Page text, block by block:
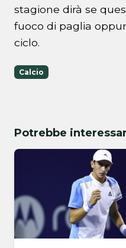
stagione dirà se
fuoco di paglia
ciclo.
Calcio
Potrebbe